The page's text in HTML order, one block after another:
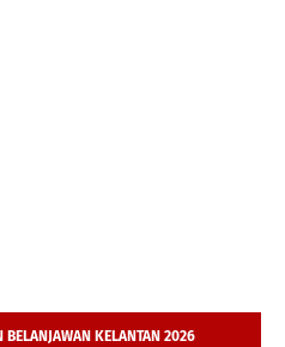
BELANJAWAN KELANTAN 2026